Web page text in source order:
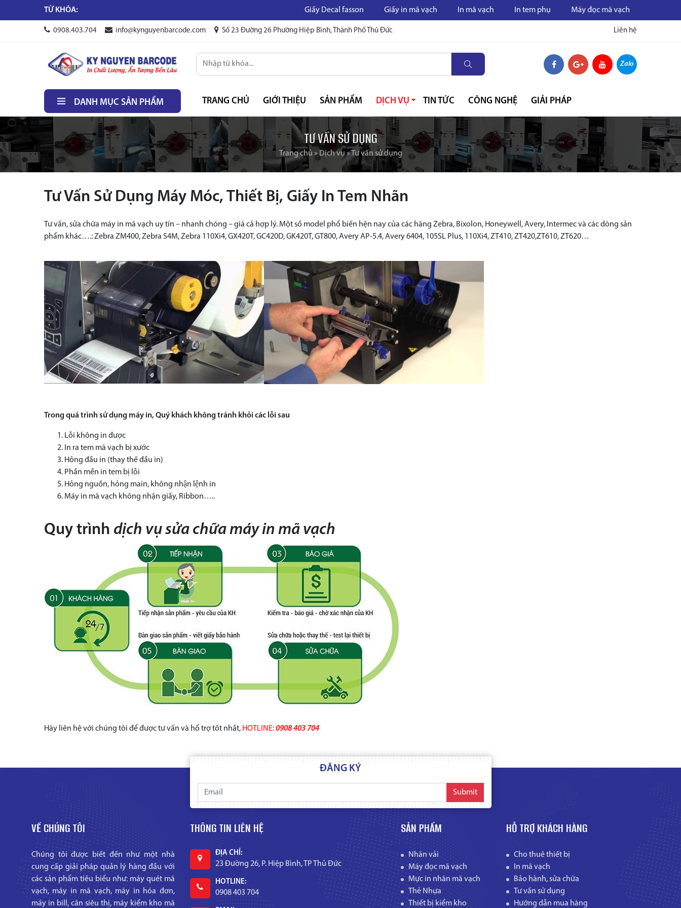
TỪ KHÓA: Giấy Decal fasson Giấy in mã vạch In mã vạch In tem phụ Máy đọc mã vạch Máy in mã vạch
0908.403.704 info@kynguyenbarcode.com Số 23 Đường 26 Phường Hiệp Bình, Thành Phố Thủ Đức Liên hệ
Zalo
DANH MỤC SẢN PHẨM TRANG CHỦ GIỚI THIỆU SẢN PHẨM DỊCH VỤ TIN TỨC CÔNG NGHỆ GIẢI PHÁP
TƯ VẤN SỬ DỤNG
Trang chủ »Dịch vụ»Tư vấn sử dụng
Tư Vấn Sử Dụng Máy Móc, Thiết Bị, Giấy In Tem Nhãn
Tư vấn, sửa chữa máy in mã vạch uy tín – nhanh chóng – giá cả hợp lý. Một số model phổ biến hện nay của các hãng Zebra, Bixolon, Honeywell, Avery, Intermec và các dòng sản
phẩm khác….: Zebra ZM400, Zebra S4M, Zebra 110Xi4, GX420T, GC420D, GK420T, GT800, Avery AP-5.4, Avery 6404, 105SL Plus, 110Xi4, ZT410, ZT420,ZT610, ZT620…
Trong quá trình sử dụng máy in, Quý khách không tránh khỏi các lỗi sau
Lỗi không in được
In ra tem mã vạch bị xước
Hỏng đầu in (thay thế đầu in)
Phần mền in tem bị lỗi
Hỏng nguồn, hỏng main, không nhận lệnh in
Máy in mã vạch không nhận giấy, Ribbon…..
Quy trình dịch vụ sửa chữa máy in mã vạch
Hãy liên hệ với chúng tôi để được tư vấn và hổ trợ tốt nhất, HOTLINE:0908 403 704
ĐĂNG KÝ
Submit
VỀ CHÚNG TÔI
Chúng tôi được biết đến như một nhà
cung cấp giải pháp quản lý hàng đầu với
các sản phẩm tiêu biểu như: máy quét mã
vạch, máy in mã vạch, máy in hóa đơn,
máy in bill, cân siêu thị, máy kiểm kho mã
THÔNG TIN LIÊN HỆ
ĐỊA CHỈ:
23 Đường 26, P. Hiệp Bình, TP Thủ Đức
HOTLINE:
0908 403 704
SẢN PHẨM
Nhãn vải
Máy đọc mã vạch
Mực in nhãn mã vạch
Thẻ Nhựa
Thiết bị kiểm kho
HỖ TRỢ KHÁCH HÀNG
Cho thuê thiết bị
In mã vạch
Bảo hành, sửa chữa
Tư vấn sử dụng
Hướng dẫn mua hàng